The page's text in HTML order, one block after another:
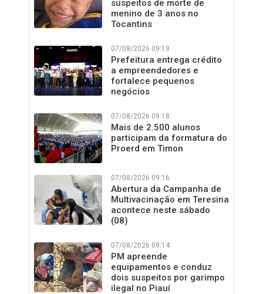
suspeitos de morte de
menino de 3 anos no
Tocantins
07/08/2026 09:19
Prefeitura entrega crédito
a empreendedores e
fortalece pequenos
negócios
07/08/2026 09:18
Mais de 2.500 alunos
participam da formatura do
Proerd em Timon
07/08/2026 09:16
Abertura da Campanha de
Multivacinação em Teresina
acontece neste sábado
(08)
07/08/2026 09:14
PM apreende
equipamentos e conduz
dois suspeitos por garimpo
ilegal no Piauí